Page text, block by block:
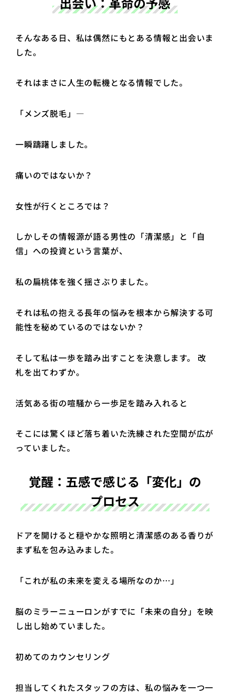
そんなある日、私は偶然にもとある情報と出会いま
した。
それはまさに人生の転機となる情報でした。
「メンズ脱毛」—
一瞬躊躇しました。
痛いのではないか？
女性が行くところでは？
しかしその情報源が語る男性の「清潔感」と「自
信」への投資という言葉が、
私の扁桃体を強く揺さぶりました。
それは私の抱える長年の悩みを根本から解決する可
能性を秘めているのではないか？
そして私は一歩を踏み出すことを決意します。 改
札を出てわずか。
活気ある街の喧騒から一歩足を踏み入れると
そこには驚くほど落ち着いた洗練された空間が広が
っていました。
覚醒：五感で感じる「変化」の
プロセス
ドアを開けると穏やかな照明と清潔感のある香りが
まず私を包み込みました。
「これが私の未来を変える場所なのか…」
脳のミラーニューロンがすでに「未来の自分」を映
し出し始めていました。
初めてのカウンセリング
担当してくれたスタッフの方は、私の悩みを一つ一